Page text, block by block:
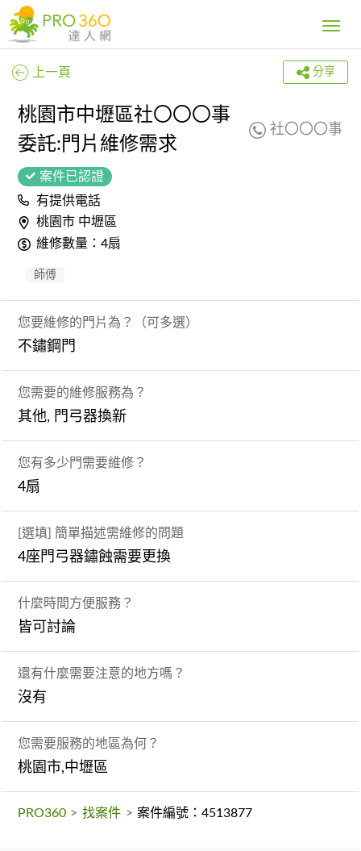
Toggle
上一頁 分享
桃園市中壢區社〇〇〇事
委託:門片維修需求
社〇〇〇事
案件已認證
有提供電話
桃園市 中壢區
維修數量：4扇
師傅
您要維修的門片為？（可多選）
不鏽鋼門
您需要的維修服務為？
其他, 門弓器換新
您有多少門需要維修？
4扇
[選填] 簡單描述需維修的問題
4座門弓器鏽蝕需要更換
什麼時間方便服務？
皆可討論
還有什麼需要注意的地方嗎？
沒有
您需要服務的地區為何？
桃園市,中壢區
PRO360 > 找案件 > 案件編號：4513877